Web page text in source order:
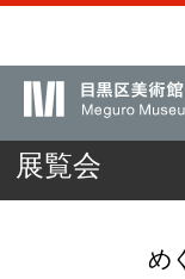
展覧会
め